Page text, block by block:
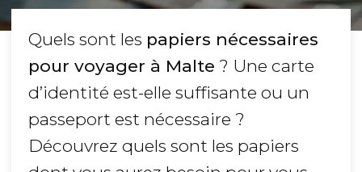
Quels sont les papiers nécessaires
pour voyager à Malte ? Une carte
d’identité est-elle suffisante ou un
passeport est nécessaire ?
Découvrez quels sont les papiers